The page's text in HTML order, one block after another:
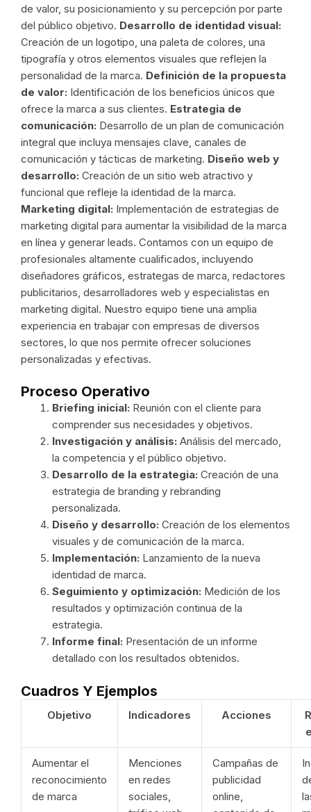
de valor, su posicionamiento y su percepción por parte
del público objetivo. Desarrollo de identidad visual:
Creación de un logotipo, una paleta de colores, una
tipografía y otros elementos visuales que reflejen la
personalidad de la marca. Definición de la propuesta
de valor: Identificación de los beneficios únicos que
ofrece la marca a sus clientes. Estrategia de
comunicación: Desarrollo de un plan de comunicación
integral que incluya mensajes clave, canales de
comunicación y tácticas de marketing. Diseño web y
desarrollo: Creación de un sitio web atractivo y
funcional que refleje la identidad de la marca.
Marketing digital: Implementación de estrategias de
marketing digital para aumentar la visibilidad de la marca
en línea y generar leads. Contamos con un equipo de
profesionales altamente cualificados, incluyendo
diseñadores gráficos, estrategas de marca, redactores
publicitarios, desarrolladores web y especialistas en
marketing digital. Nuestro equipo tiene una amplia
experiencia en trabajar con empresas de diversos
sectores, lo que nos permite ofrecer soluciones
personalizadas y efectivas.
Proceso Operativo
Briefing inicial: Reunión con el cliente para
comprender sus necesidades y objetivos.
Investigación y análisis: Análisis del mercado,
la competencia y el público objetivo.
Desarrollo de la estrategia: Creación de una
estrategia de branding y rebranding
personalizada.
Diseño y desarrollo: Creación de los elementos
visuales y de comunicación de la marca.
Implementación: Lanzamiento de la nueva
identidad de marca.
Seguimiento y optimización: Medición de los
resultados y optimización continua de la
estrategia.
Informe final: Presentación de un informe
detallado con los resultados obtenidos.
Cuadros Y Ejemplos
Objetivo Indicadores Acciones
Aumentar el
reconocimiento
de marca
Menciones
en redes
sociales,
Campañas de
publicidad
online,